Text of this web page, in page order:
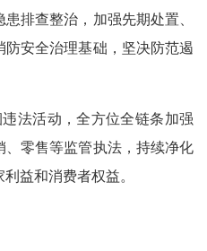
排查整治，加强先期处置、
安全治理基础，坚决防范遏
法活动，全方位全链条加强
零售等监管执法，持续净化
益和消费者权益。